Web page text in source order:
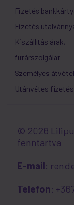
Fizetés
Fizetés
Kiszállítás árak,
futárszolgálat
Személyes átvétel
Utánvétes fizetés
© 2026
fenntartva
E-mail:
Telefon: